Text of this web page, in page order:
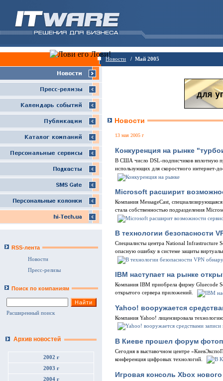
Новости / Май 2005
RSS-лента
Новости
Пресс-релизы
Поиск по компаниям
Расширенный поиск
Архив новостей
2002 г
2003 г
2004 г
Новости
13 мая 2005 г
Конкуренция на рынке
В США число DSL-подписчиков вплотную
использующих для скоростного интернет-
Microsoft расширит
Компания MessageCast,
стала собственностью подразделения
В технологии безопасности
Специалисты центра National Infrastructure
опасную ошибку в системе защиты
IBM наступает на рынке
Компания IBM приобрела фирму Gluecode
открытого сервера приложений.
Yahoo! вооружается
Компания Yahoo! лицензировала
В Киеве прошел форум
Сегодня в выставочном центре
конференция цифровых технологий.
Игровая консоль Xbox